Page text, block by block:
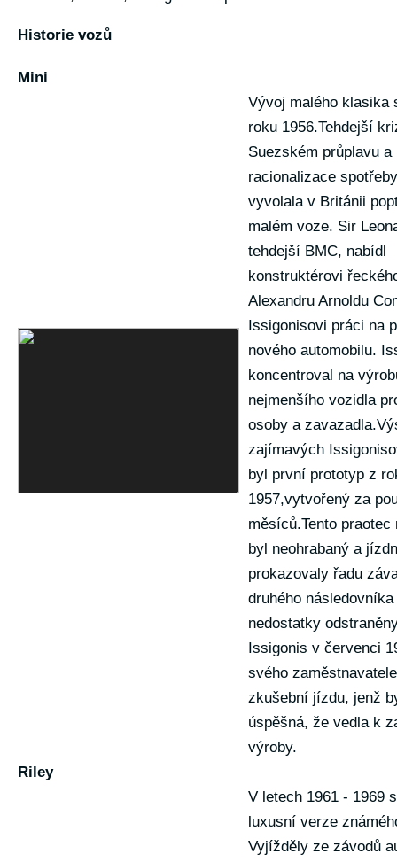
Historie vozů
Mini
Vývoj malého klasika
roku 1956.Tehdejší
Suezském průplavu a
racionalizace
vyvolala v Británii
malém voze. Sir
tehdejší BMC, nabídl
konstruktérovi
Alexandru Arnoldu
Issigonisovi práci na
nového automobilu.
koncentroval na
nejmenšího vozidla
osoby a
zajímavých
byl první prototyp z
1957,vytvořený za
měsíců.Tento praotec
byl neohrabaný a
prokazovaly řadu
druhého
nedostatky
Issigonis v červenci
svého
zkušební jízdu, jenž
úspěšná, že vedla k
výroby.
Riley
V letech 1961 - 1969
luxusní verze
Vyjížděly ze závodů